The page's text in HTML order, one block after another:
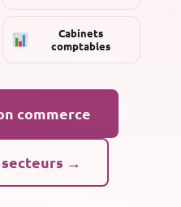
Cabinets
comptables
commerce
secteurs →